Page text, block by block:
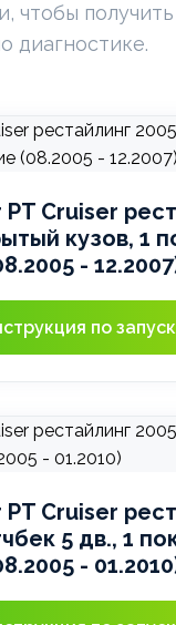
чтобы
диагностике.
Cruiser
кузов, 1
-
по
Cruiser
5 дв., 1
-